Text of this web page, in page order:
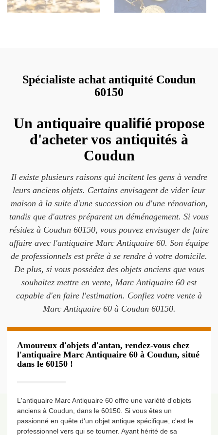
Spécialiste achat antiquité Coudun
60150
Un antiquaire qualifié propose
d'acheter vos antiquités à
Coudun
Il existe plusieurs raisons qui incitent les gens à vendre
leurs anciens objets. Certains envisagent de vider leur
maison à la suite d'une succession ou d'une rénovation,
tandis que d'autres préparent un déménagement. Si vous
résidez à Coudun 60150, vous pouvez envisager de faire
affaire avec l'antiquaire Marc Antiquaire 60. Son équipe
de professionnels est prête à se rendre à votre domicile.
De plus, si vous possédez des objets anciens que vous
souhaitez mettre en vente, Marc Antiquaire 60 est
capable d'en faire l'estimation. Confiez votre vente à
Marc Antiquaire 60 à Coudun 60150.
Amoureux d'objets d'antan, rendez-vous chez
l'antiquaire Marc Antiquaire 60 à Coudun, situé
dans le 60150 !
L'antiquaire Marc Antiquaire 60 offre une variété d'objets
anciens à Coudun, dans le 60150. Si vous êtes un
passionné en quête d'un objet antique spécifique, c'est le
professionnel vers qui se tourner. Ayant hérité de sa